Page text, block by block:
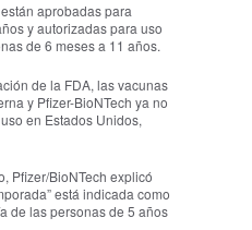
aprobadas para
y autorizadas para uso
de 6 meses a 11 años.
de la FDA, las vacunas
y Pfizer-BioNTech ya no
en Estados Unidos,
Pfizer/BioNTech explicó
está indicada como
de las personas de 5 años